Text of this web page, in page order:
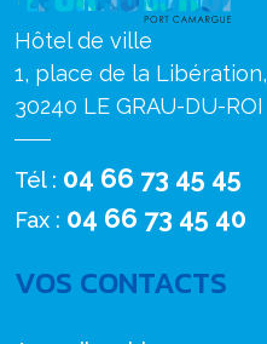
Hôtel de ville
1, place de la Libération,
30240 LE GRAU-DU-ROI
Tél : 04 66 73 45 45
Fax : 04 66 73 45 40
VOS CONTACTS